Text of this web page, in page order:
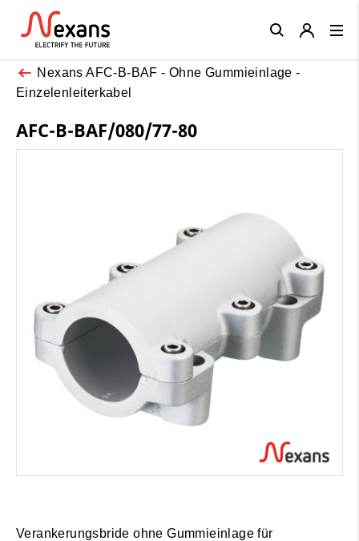
Nexans AFC-B-BAF - Ohne Gummieinlage -
Einzelenleiterkabel
AFC-B-BAF/080/77-80
VerankerungsbrideohneGummieinlage für
Close